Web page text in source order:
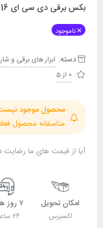
بکس برقی دی سی ای APB16
ناموجود
دسته: ابزار های برقی و
0 از 5
محصول موجود
متاسفانه محصول
آیا از قیمت های ما رضایت
امکان تحویل
اکسپرس
۷ روز هفته
۲۴ ساعته